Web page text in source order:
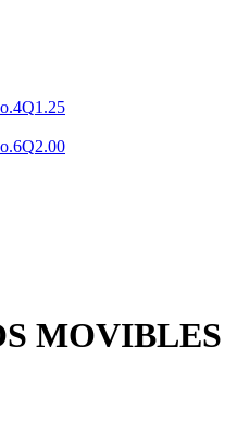
Q1.25
Q2.00
MOVIBLES